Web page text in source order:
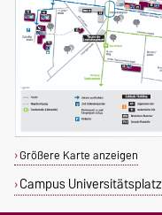
Größere Karte anzeigen
Campus Universitätsplatz